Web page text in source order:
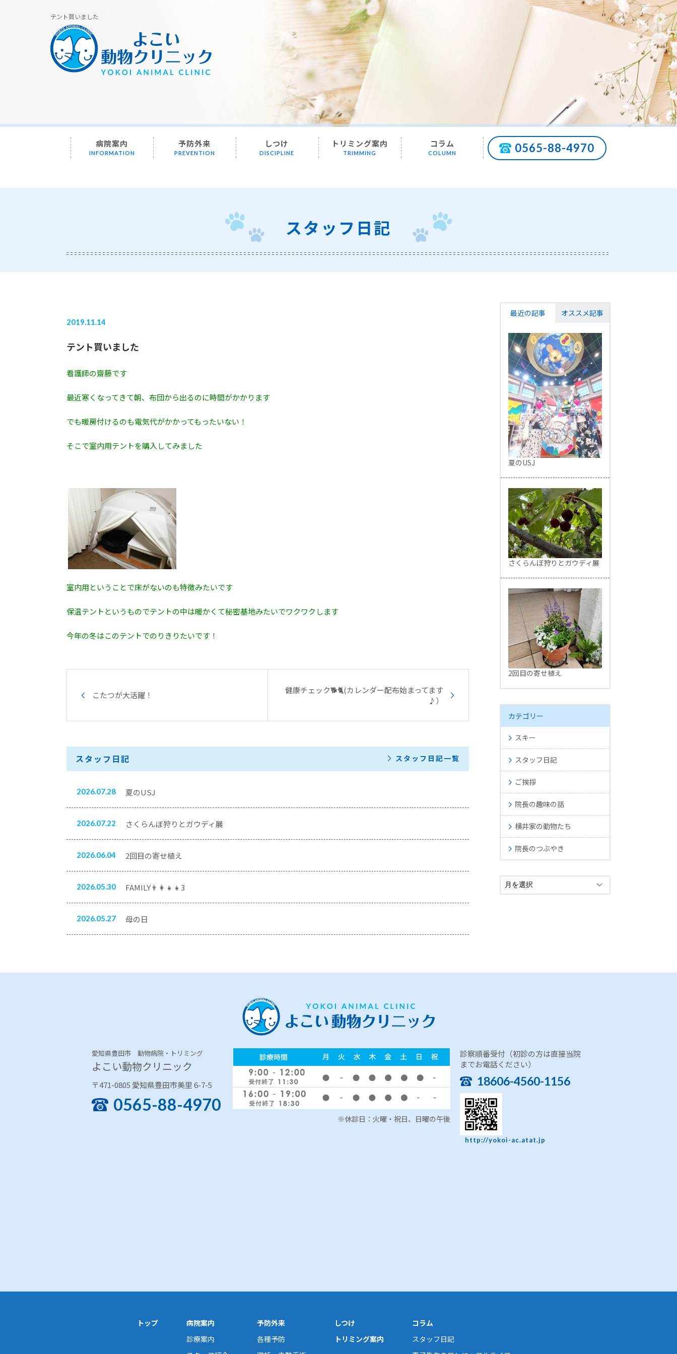
テント買いました
病院案内
INFORMATION
予防外来
PREVENTION
しつけ
DISCIPLINE
トリミング案内
TRIMMING
コラム
COLUMN 0565-88-4970
スタッフ日記
2019.11.14
テント買いました
看護師の齋藤です
最近寒くなってきて朝、布団から出るのに時間がかかります
でも暖房付けるのも電気代がかかってもったいない！
そこで室内用テントを購入してみました
室内用ということで床がないのも特徴みたいです
保温テントというものでテントの中は暖かくて秘密基地みたいでワクワクします
今年の冬はこのテントでのりきりたいです！
こたつが大活躍！
健康チェック🐕🐈(カレンダー配布始まってます
♪）
スタッフ日記 スタッフ日記一覧
2026.07.28 夏のUSJ
2026.07.22 さくらんぼ狩りとガウディ展
2026.06.04 2回目の寄せ植え
2026.05.30 FAMILY👨‍👩‍👧‍👧3
2026.05.27 母の日
最近の記事 オススメ記事
夏のUSJ
さくらんぼ狩りとガウディ展
2回目の寄せ植え
カテゴリー
スキー
スタッフ日記
ご挨拶
院長の趣味の話
横井家の動物たち
院長のつぶやき
愛知県豊田市 動物病院・トリミング
よこい動物クリニック
〒471-0805 愛知県豊田市美里 6-7-5
0565-88-4970
※休診日：火曜・祝日、日曜の午後
診察順番受付（初診の方は直接当院
までお電話ください）
18606-4560-1156
http://yokoi-ac.atat.jp
トップ
病院案内
診療案内
予防外来
各種予防
しつけ
トリミング案内
コラム
スタッフ日記